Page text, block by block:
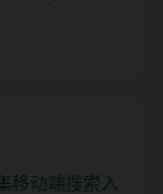
移动端搜索入